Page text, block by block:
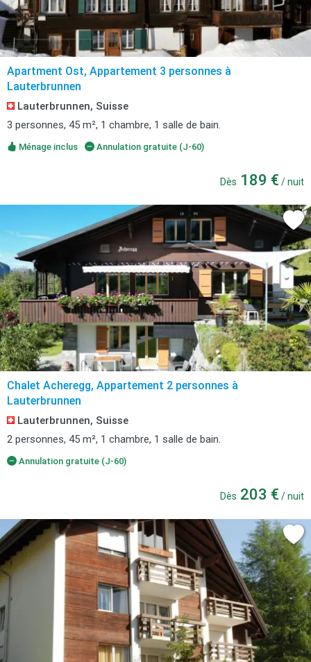
Apartment Ost, Appartement 3 personnes à
Lauterbrunnen
Lauterbrunnen, Suisse
3 personnes, 45 m², 1 chambre, 1 salle de bain.
Ménage inclus Annulation gratuite (J-60)
Dès 189 € / nuit
Chalet Acheregg, Appartement 2 personnes à
Lauterbrunnen
Lauterbrunnen, Suisse
2 personnes, 45 m², 1 chambre, 1 salle de bain.
Annulation gratuite (J-60)
Dès 203 € / nuit